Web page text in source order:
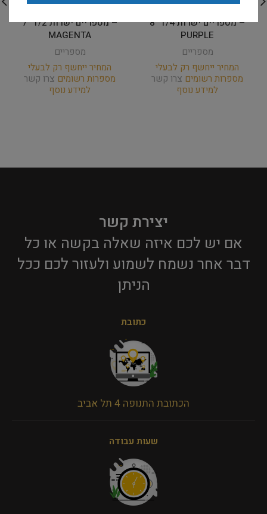
– מספריים ישרות 1/4 8″
PURPLE
מספריים
המחיר ייחשף רק לבעלי
מספרות רשומים צרו קשר
למידע נוסף
– מספריים ישרות 1/2 7″
MAGENTA
מספריים
המחיר ייחשף רק לבעלי
מספרות רשומים צרו קשר
למידע נוסף
יצירת קשר
אם יש לכם איזה שאלה בקשה או כל
דבר אחר נשמח לשמוע ולעזור לכם ככל
הניתן​
כתובת
הכתובת התנופה 4 תל אביב
שעות עבודה